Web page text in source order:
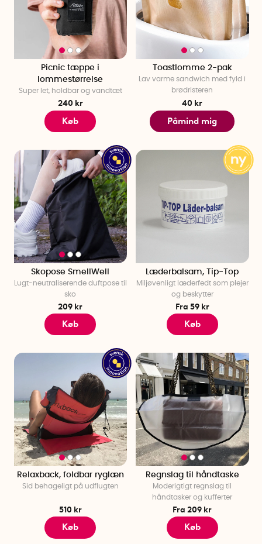
Picnic tæppe i
lommestørrelse
Super let, holdbar og vandtæt
240 kr
Køb
Toastlomme 2-pak
Lav varme sandwich med fyld i
brødristeren
40 kr
Påmind mig
Skopose SmellWell
Lugt-neutraliserende duftpose til
sko
209 kr
Køb
Læderbalsam, Tip-Top
Miljøvenligt læderfedt som plejer
og beskytter
Fra 59 kr
Køb
Relaxback, foldbar ryglæn
Sid behageligt på udflugten
510 kr
Køb
Regnslag til håndtaske
Moderigtigt regnslag til
håndtasker og kufferter
Fra 209 kr
Køb